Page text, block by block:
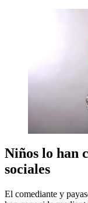
Niños lo han
sociales
El comediante y